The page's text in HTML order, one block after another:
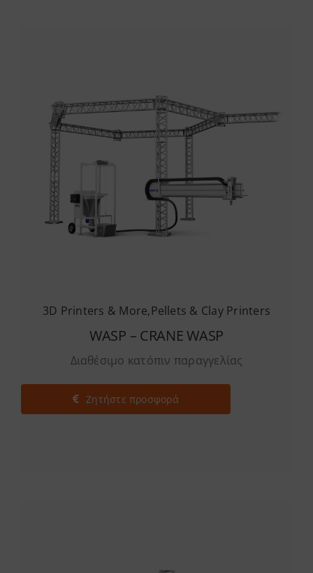
3D Printers & More,Pellets & Clay Printers
WASP – CRANE WASP
Διαθέσιμο κατόπιν παραγγελίας
Ζητήστε προσφορά